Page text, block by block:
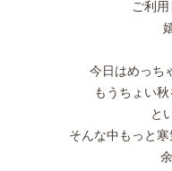
ご利
今日はめっち
もうちょい
と
そんな中もっと